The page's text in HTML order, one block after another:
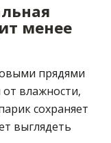
менее
прядями
влажности,
сохраняет
выглядеть